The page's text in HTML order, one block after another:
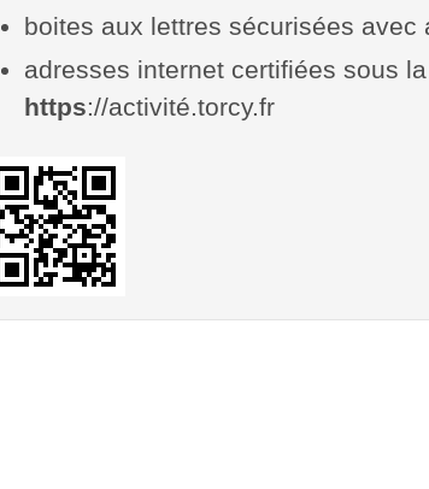
boites aux lettres sécurisées avec
adresses internet certifiées sous
https://activité.torcy.fr